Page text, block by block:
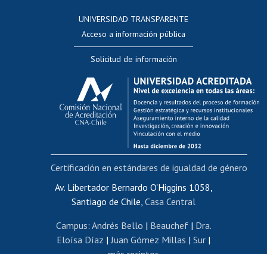
Evaluación docente
Calificación académica
Postulación al AUCAI
Funcionarias/os
Cursos internos de capacitación
Bienestar del personal
Portal de movilidad interna
Certificado de renta
Certificado de renta honorarios
Editar páginas blancas
UNIVERSIDAD TRANSPARENTE
Acceso a información pública
Solicitud de información
Av. Libertador Bernardo O'Higgins 1058,
Santiago de Chile, Casa Central
Campus: Andrés Bello | Beauchef| Dra.
Eloísa Díaz | Juan Gómez Millas | Sur |
Certificación en estándares de igualdad de género